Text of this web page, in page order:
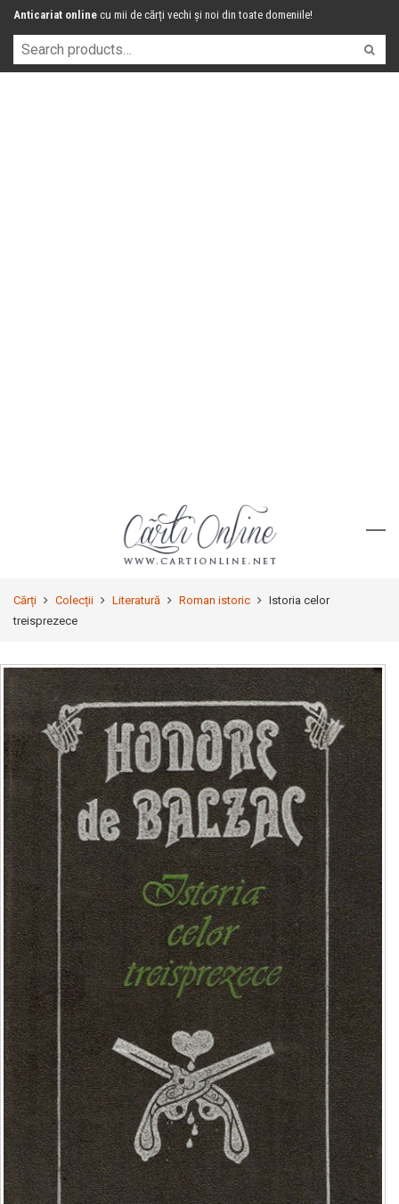
Anticariat online cu mii de cărți vechi și noi din toate domeniile!
Cărți Colecții Literatură Roman istoric
Istoria celor
treisprezece